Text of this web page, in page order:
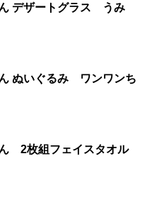
ノラネコぐんだん デザートグラス うみ
ぬいぐるみ ワンワンち
ん 2枚組フェイスタオル